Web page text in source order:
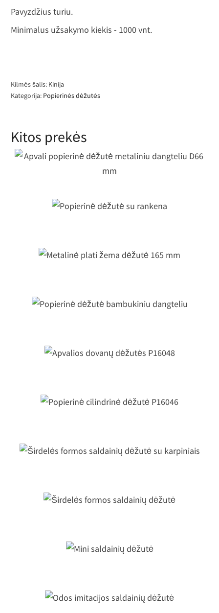
Pavyzdžius turiu.
Minimalus užsakymo kiekis - 1000 vnt.
Kilmės šalis: Kinija
Kategorija: Popierinės dėžutės
Kitos prekės
Apvali popierinė dėžutė metaliniu
dangteliu D66 mm
Širdelės formos saldainių dėžutė su